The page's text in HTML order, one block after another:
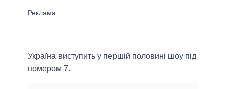
Україна виступить у першій половині шоу під
номером 7.